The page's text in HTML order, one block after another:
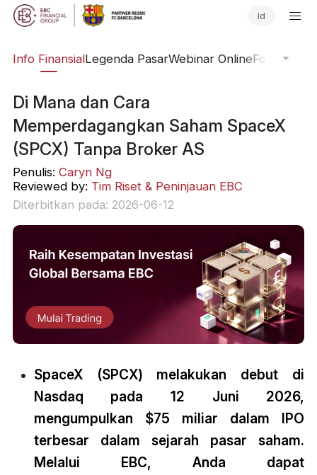
Id
Info FinansialLegenda PasarWebinar OnlineFokus
Di Mana dan Cara
Memperdagangkan Saham SpaceX
(SPCX) Tanpa Broker AS
Penulis: Caryn Ng
Reviewed by: Tim Riset & Peninjauan EBC
Diterbitkan pada: 2026-06-12
SpaceX (SPCX) melakukan debut di
Nasdaq pada 12 Juni 2026,
mengumpulkan $75 miliar dalam IPO
terbesar dalam sejarah pasar saham.
Melalui EBC, Anda dapat